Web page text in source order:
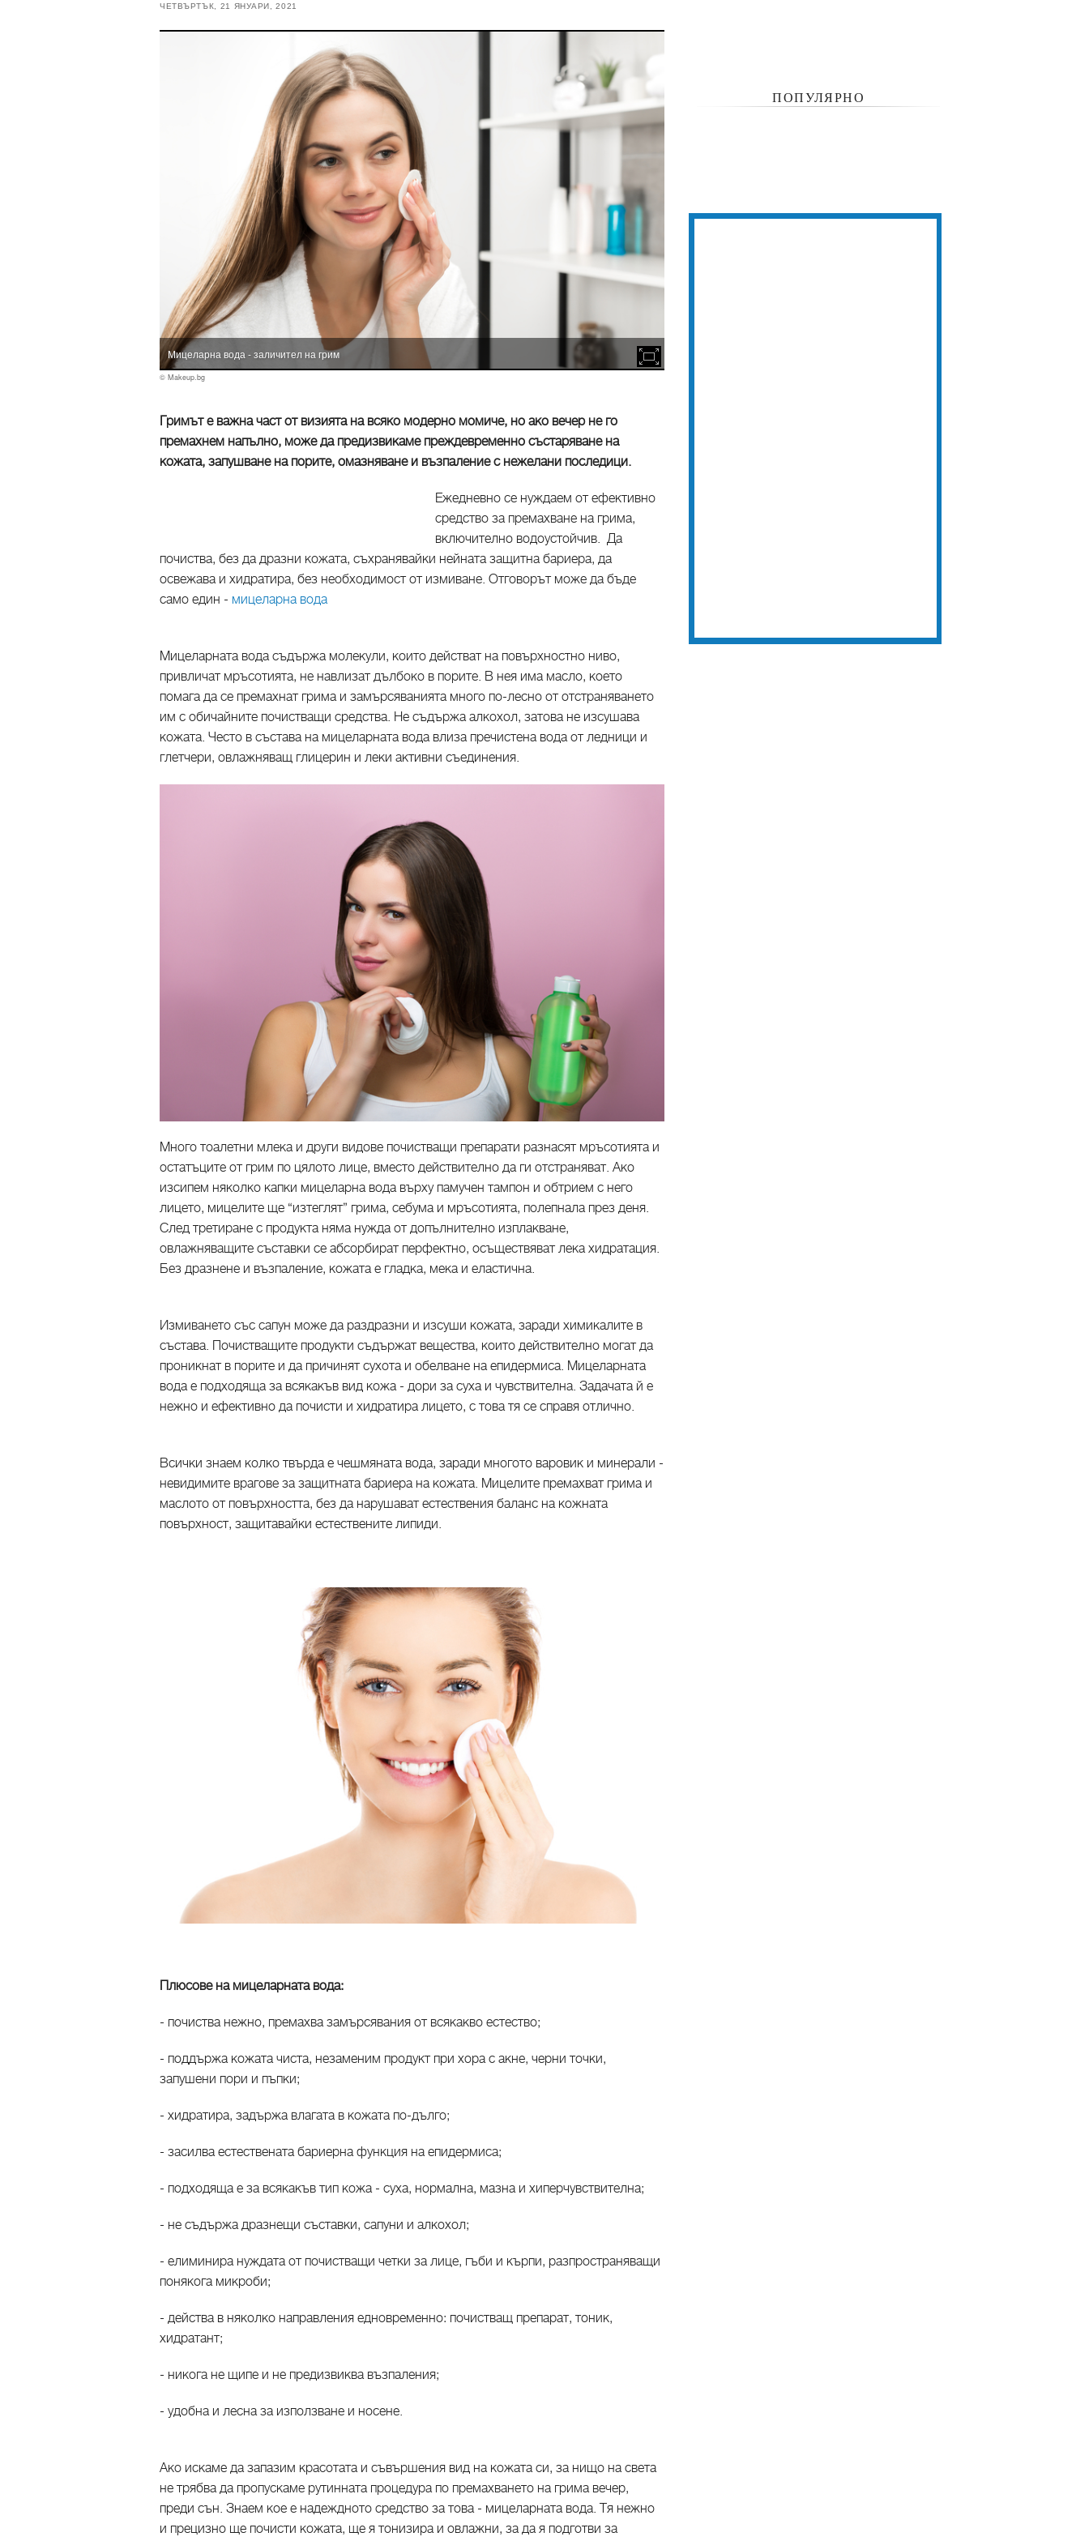
ЧЕТВЪРТЪК, 21 ЯНУАРИ, 2021
Мицеларна вода - заличител на грим
© Makeup.bg
Гримът е важна част от визията на всяко модерно момиче, но ако вечер не го
премахнем напълно, може да предизвикаме преждевременно състаряване на
кожата, запушване на порите, омазняване и възпаление с нежелани последици.
Ежедневно се нуждаем от ефективно
средство за премахване на грима,
включително водоустойчив. Да
почиства, без да дразни кожата, съхранявайки нейната защитна бариера, да
освежава и хидратира, без необходимост от измиване. Отговорът може да бъде
само един - мицеларна вода
Мицеларната вода съдържа молекули, които действат на повърхностно ниво,
привличат мръсотията, не навлизат дълбоко в порите. В нея има масло, което
помага да се премахнат грима и замърсяванията много по-лесно от отстраняването
им с обичайните почистващи средства. Не съдържа алкохол, затова не изсушава
кожата. Често в състава на мицеларната вода влиза пречистена вода от ледници и
глетчери, овлажняващ глицерин и леки активни съединения.
Много тоалетни млека и други видове почистващи препарати разнасят мръсотията и
остатъците от грим по цялото лице, вместо действително да ги отстраняват. Ако
изсипем няколко капки мицеларна вода върху памучен тампон и обтрием с него
лицето, мицелите ще “изтеглят” грима, себума и мръсотията, полепнала през деня.
След третиране с продукта няма нужда от допълнително изплакване,
овлажняващите съставки се абсорбират перфектно, осъществяват лека хидратация.
Без дразнене и възпаление, кожата е гладка, мека и еластична.
Измиването със сапун може да раздразни и изсуши кожата, заради химикалите в
състава. Почистващите продукти съдържат вещества, които действително могат да
проникнат в порите и да причинят сухота и обелване на епидермиса. Мицеларната
вода е подходяща за всякакъв вид кожа - дори за суха и чувствителна. Задачата й е
нежно и ефективно да почисти и хидратира лицето, с това тя се справя отлично.
Всички знаем колко твърда е чешмяната вода, заради многото варовик и минерали -
невидимите врагове за защитната бариера на кожата. Мицелите премахват грима и
маслото от повърхността, без да нарушават естествения баланс на кожната
повърхност, защитавайки естествените липиди.
Плюсове на мицеларната вода:
- почиства нежно, премахва замърсявания от всякакво естество;
- поддържа кожата чиста, незаменим продукт при хора с акне, черни точки,
запушени пори и пъпки;
- хидратира, задържа влагата в кожата по-дълго;
- засилва естествената бариерна функция на епидермиса;
- подходяща е за всякакъв тип кожа - суха, нормална, мазна и хиперчувствителна;
- не съдържа дразнещи съставки, сапуни и алкохол;
- елиминира нуждата от почистващи четки за лице, гъби и кърпи, разпространяващи
понякога микроби;
- действа в няколко направления едновременно: почистващ препарат, тоник,
хидратант;
- никога не щипе и не предизвиква възпаления;
- удобна и лесна за използване и носене.
Ако искаме да запазим красотата и съвършения вид на кожата си, за нищо на света
не трябва да пропускаме рутинната процедура по премахването на грима вечер,
преди сън. Знаем кое е надеждното средство за това - мицеларната вода. Тя нежно
и прецизно ще почисти кожата, ще я тонизира и овлажни, за да я подготви за
ПОПУЛЯРНО